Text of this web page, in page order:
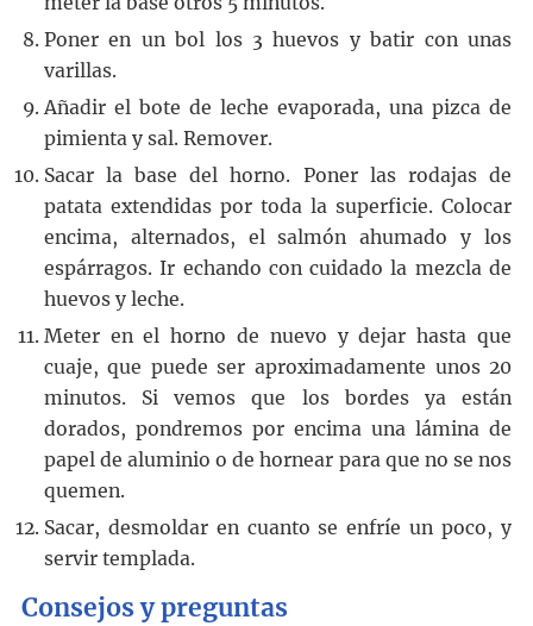
Poner en un bol los 3 huevos y batir con unas
varillas.
Añadir el bote de leche evaporada, una pizca de
pimienta y sal. Remover.
Sacar la base del horno. Poner las rodajas de
patata extendidas por toda la superficie. Colocar
encima, alternados, el salmón ahumado y los
espárragos. Ir echando con cuidado la mezcla de
huevos y leche.
Meter en el horno de nuevo y dejar hasta que
cuaje, que puede ser aproximadamente unos 20
minutos. Si vemos que los bordes ya están
dorados, pondremos por encima una lámina de
papel de aluminio o de hornear para que no se nos
quemen.
Sacar, desmoldar en cuanto se enfríe un poco, y
servir templada.
Consejos y preguntas